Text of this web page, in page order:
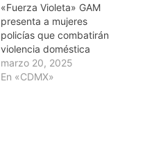
«Fuerza Violeta» GAM
presenta a mujeres
policías que combatirán
violencia doméstica
marzo 20, 2025
En «CDMX»